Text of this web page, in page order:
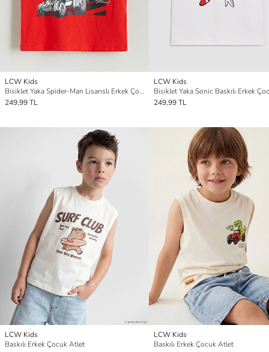
LCW Kids
Bisiklet Yaka Spider-Man Lisanslı Erkek Çocuk Atlet
249,99 TL
LCW Kids
249,99 TL
LCW Kids
Baskılı Erkek Çocuk Atlet
LCW Kids
Baskılı Erkek Çocuk Atlet